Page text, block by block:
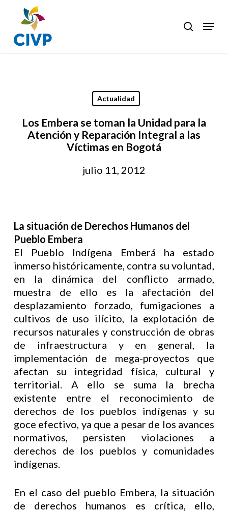
main
content
search
Menu
Actualidad
Los Embera se toman la Unidad para la
Atención y Reparación Integral a las
Víctimas en Bogotá
julio 11, 2012
La situación de Derechos Humanos del
Pueblo Embera
El Pueblo Indígena Emberá ha estado
inmerso históricamente, contra su voluntad,
en la dinámica del conflicto armado,
muestra de ello es la afectación del
desplazamiento forzado, fumigaciones a
cultivos de uso ilícito, la explotación de
recursos naturales y construcción de obras
de infraestructura y en general, la
implementación de mega-proyectos que
afectan su integridad física, cultural y
territorial. A ello se suma la brecha
existente entre el reconocimiento de
derechos de los pueblos indígenas y su
goce efectivo, ya que a pesar de los avances
normativos, persisten violaciones a
derechos de los pueblos y comunidades
indígenas.
En el caso del pueblo Embera, la situación
de derechos humanos es crítica, ello,
Close